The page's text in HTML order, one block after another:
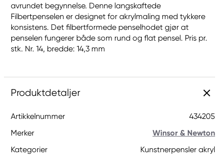
avrundet begynnelse. Denne langskaftede
Filbertpenselen er designet for akrylmaling med tykkere
konsistens. Det filbertformede penselhodet gjør at
penselen fungerer både som rund og flat pensel. Pris pr.
stk. Nr. 14, bredde: 14,3 mm
Produktdetaljer
Artikkelnummer
434205
Merker
Winsor & Newton
Kategorier
Kunstnerpensler akryl